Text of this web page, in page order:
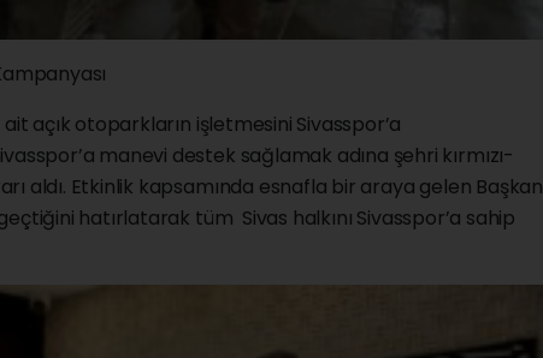
açık otoparkların işletmesini Sivasspor’a
manevi destek sağlamak adına şehri kırmızı-
aldı. Etkinlik kapsamında esnafla bir araya gelen Başkan
hatırlatarak tüm Sivas halkını Sivasspor’a sahip